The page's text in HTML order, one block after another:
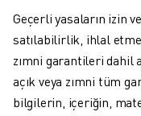
Geçerli yasaların izin
satılabilirlik, ihlal
zımni garantileri dahil
açık veya zımni tüm
bilgilerin, içeriğin,